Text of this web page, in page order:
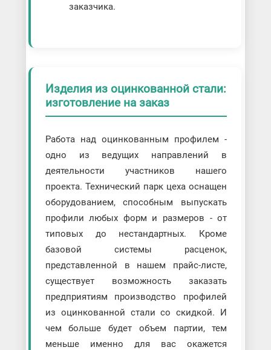
заказчика.
Изделия из оцинкованной стали:
изготовление на заказ
Работа над оцинкованным профилем -
одно из ведущих направлений в
деятельности участников нашего
проекта. Технический парк цеха оснащен
оборудованием, способным выпускать
профили любых форм и размеров - от
типовых до нестандартных. Кроме
базовой системы расценок,
представленной в нашем прайс-листе,
существует возможность заказать
предприятиям производство профилей
из оцинкованной стали со скидкой. И
чем больше будет объем партии, тем
меньше именно для вас окажется